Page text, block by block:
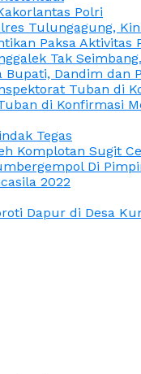
Polri
Tulungagung,
Paksa Aktivitas
Tak Seimbang.
Dandim dan
Tuban di
di Konfirmasi
Tegas
Komplotan Sugit
Di
2022
Dapur di Desa